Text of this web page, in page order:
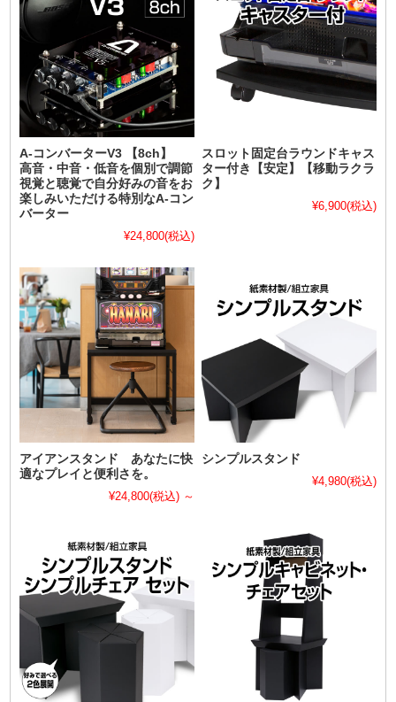
A-コンバーターV3 【8ch】
高音・中音・低音を個別で調節
視覚と聴覚で自分好みの音をお
楽しみいただける特別なA-コン
バーター
¥24,800(税込)
スロット固定台ラウンドキャス
ター付き【安定】【移動ラクラ
ク】
¥6,900(税込)
アイアンスタンド あなたに快
適なプレイと便利さを。
¥24,800(税込) ～
シンプルスタンド
¥4,980(税込)